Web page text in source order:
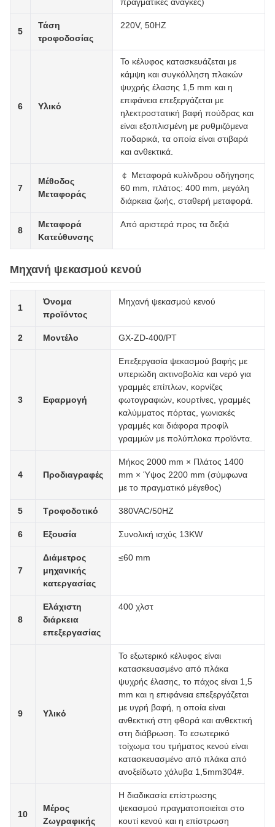
5
Τάση
τροφοδοσίας
220V, 50HZ
6 Υλικό
Το κέλυφος κατασκευάζεται με
κάμψη και συγκόλληση πλακών
ψυχρής έλασης 1,5 mm και η
επιφάνεια επεξεργάζεται με
ηλεκτροστατική βαφή πούδρας και
είναι εξοπλισμένη με ρυθμιζόμενα
ποδαρικά, τα οποία είναι στιβαρά
και ανθεκτικά.
7
Μέθοδος
Μεταφοράς
￠ Μεταφορά κυλίνδρου οδήγησης
60 mm, πλάτος: 400 mm, μεγάλη
διάρκεια ζωής, σταθερή μεταφορά.
8
Μεταφορά
Κατεύθυνσης
Από αριστερά προς τα δεξιά
Μηχανή ψεκασμού κενού
1
Όνομα
προϊόντος
Μηχανή ψεκασμού κενού
2 Μοντέλο GX-ZD-400/PT
3 Εφαρμογή
Επεξεργασία ψεκασμού βαφής με
υπεριώδη ακτινοβολία και νερό για
γραμμές επίπλων, κορνίζες
φωτογραφιών, κουρτίνες, γραμμές
καλύμματος πόρτας, γωνιακές
γραμμές και διάφορα προφίλ
γραμμών με πολύπλοκα προϊόντα.
4 Προδιαγραφές
Μήκος 2000 mm × Πλάτος 1400
mm × Ύψος 2200 mm (σύμφωνα
με το πραγματικό μέγεθος)
5 Τροφοδοτικό 380VAC/50HZ
6 Εξουσία Συνολική ισχύς 13KW
7
Διάμετρος
μηχανικής
κατεργασίας
≤60 mm
8
Ελάχιστη
διάρκεια
επεξεργασίας
400 χλστ
9 Υλικό
Το εξωτερικό κέλυφος είναι
κατασκευασμένο από πλάκα
ψυχρής έλασης, το πάχος είναι 1,5
mm και η επιφάνεια επεξεργάζεται
με υγρή βαφή, η οποία είναι
ανθεκτική στη φθορά και ανθεκτική
στη διάβρωση. Το εσωτερικό
τοίχωμα του τμήματος κενού είναι
κατασκευασμένο από πλάκα από
ανοξείδωτο χάλυβα 1,5mm304#.
10
Μέρος
Ζωγραφικής
Η διαδικασία επίστρωσης
ψεκασμού πραγματοποιείται στο
κουτί κενού και η επίστρωση